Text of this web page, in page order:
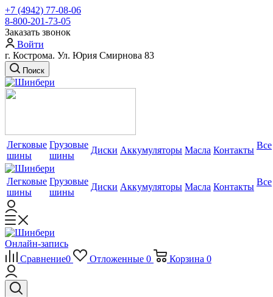
+7 (4942) 77-08-06
8-800-201-73-05
Заказать звонок
Войти
г. Кострома. Ул. Юрия Смирнова 83
Поиск
Легковые
шины
Грузовые
шины
Диски Аккумуляторы Масла Контакты Все
Легковые
шины
Грузовые
шины
Диски Аккумуляторы Масла Контакты Все
Онлайн-запись
Сравнение0 Отложенные 0 Корзина 0